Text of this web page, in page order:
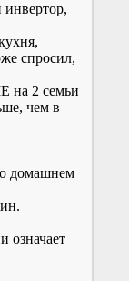
инвертор,
спросил,
на 2 семьи
чем в
о домашнем